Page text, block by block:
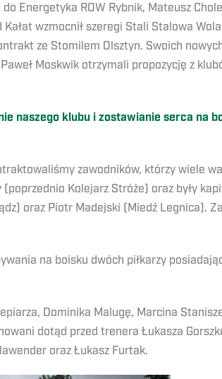
Energetyka ROW Rybnik, Mateusz
wzmocnił szeregi Stali Stalowa
ze Stomilem Olsztyn. Swoich
Moskwik otrzymali propozycję z
naszego klubu i zostawianie serca na
zawodników, którzy wiele
Kolejarz Stróże) oraz były
oraz Piotr Madejski (Miedź Legnica).
na boisku dwóch piłkarzy
Dominika Malugę, Marcina
dotąd przed trenera Łukasza
oraz Łukasz Furtak.